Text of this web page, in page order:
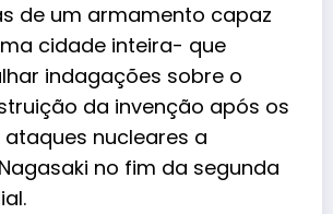
de um armamento capaz
cidade inteira- que
indagações sobre o
da invenção após os
nucleares a
no fim da segunda